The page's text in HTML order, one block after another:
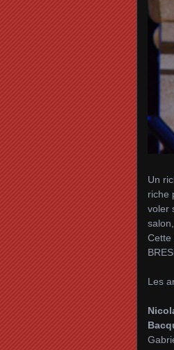
Un
riche
voler
Cette
Les